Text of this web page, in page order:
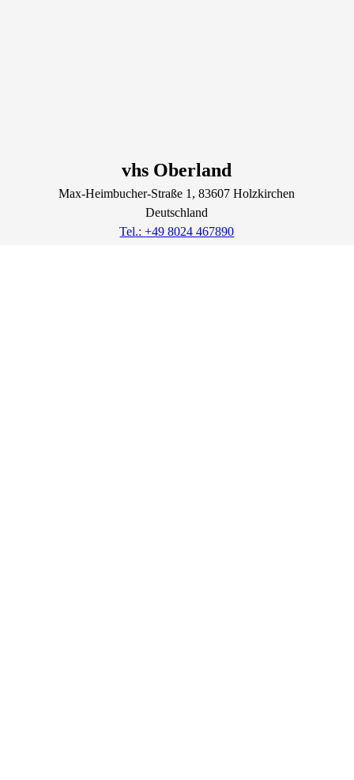
vhs Oberland
Max-Heimbucher-Straße 1 , 83607Holzkirchen
Deutschland
Tel.: +49 8024 467890